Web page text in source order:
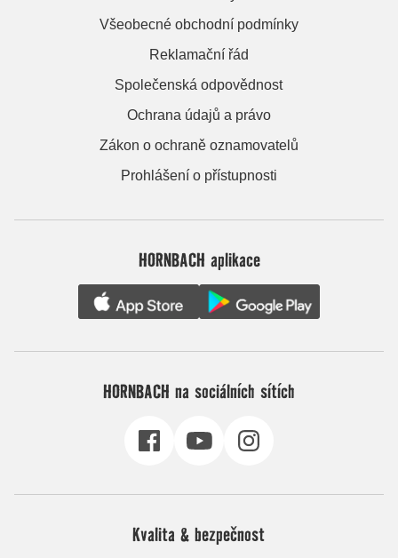
Všeobecné obchodní podmínky
Reklamační řád
Společenská odpovědnost
Ochrana údajů a právo
Zákon o ochraně oznamovatelů
Prohlášení o přístupnosti
HORNBACH aplikace
HORNBACH na sociálních sítích
Kvalita & bezpečnost